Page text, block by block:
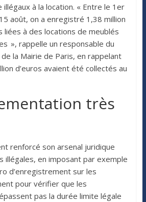
à la location. « Entre le 1er
août, on a enregistré 1,38 million
liées à des locations de meublés
», rappelle un responsable du
la Mairie de Paris, en rappelant
d’euros avaient été collectés au
très
renforcé son arsenal juridique
illégales, en imposant par exemple
d’enregistrement sur les
pour vérifier que les
pas la durée limite légale